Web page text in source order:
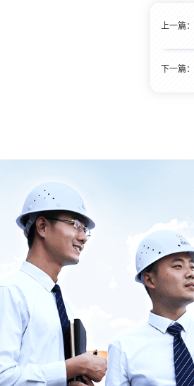
上一篇：
下一篇：